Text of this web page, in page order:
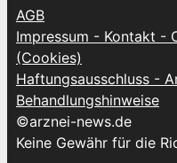
AGB
Impressum - Kontakt -
(Cookies)
Haftungsausschluss -
Behandlungshinweise
©arznei-news.de
Keine Gewähr für die